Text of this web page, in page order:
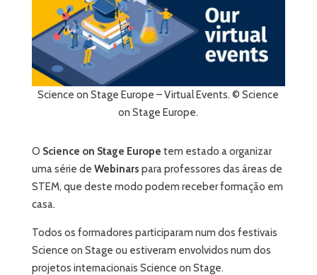
Science on Stage Europe – Virtual Events. © Science
on Stage Europe.
O Science on Stage Europe tem estado a organizar
uma série de Webinars para professores das áreas de
STEM, que deste modo podem receber formação em
casa.
Todos os formadores participaram num dos festivais
Science on Stage ou estiveram envolvidos num dos
projetos internacionais Science on Stage.